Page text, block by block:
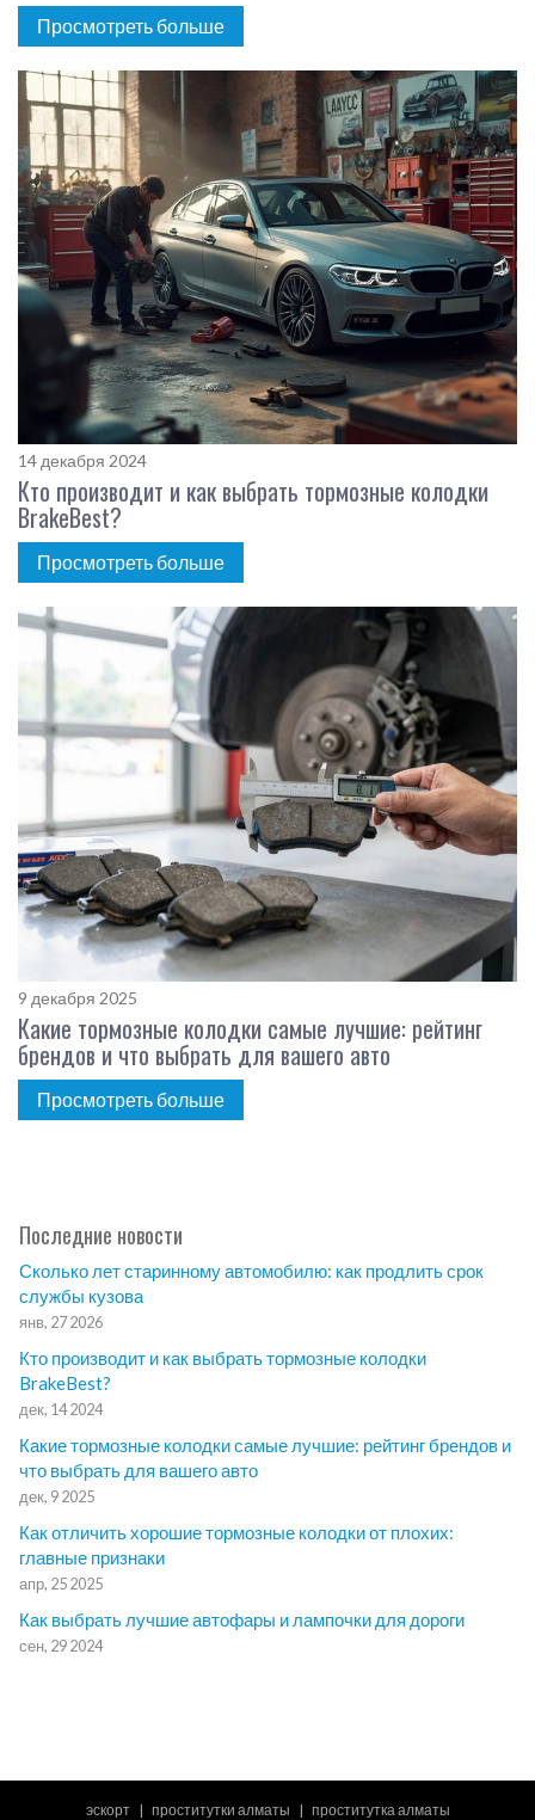
Просмотреть больше
14 декабря 2024
Кто производит и как выбрать тормозные колодки
BrakeBest?
Просмотреть больше
9 декабря 2025
Какие тормозные колодки самые лучшие: рейтинг
брендов и что выбрать для вашего авто
Просмотреть больше
Последние новости
Сколько лет старинному автомобилю: как продлить срок
службы кузова
янв, 27 2026
Кто производит и как выбрать тормозные колодки
BrakeBest?
дек, 14 2024
Какие тормозные колодки самые лучшие: рейтинг брендов и
что выбрать для вашего авто
дек, 9 2025
Как отличить хорошие тормозные колодки от плохих:
главные признаки
апр, 25 2025
Как выбрать лучшие автофары и лампочки для дороги
сен, 29 2024
эскорт проститутки алматы проститутка алматы